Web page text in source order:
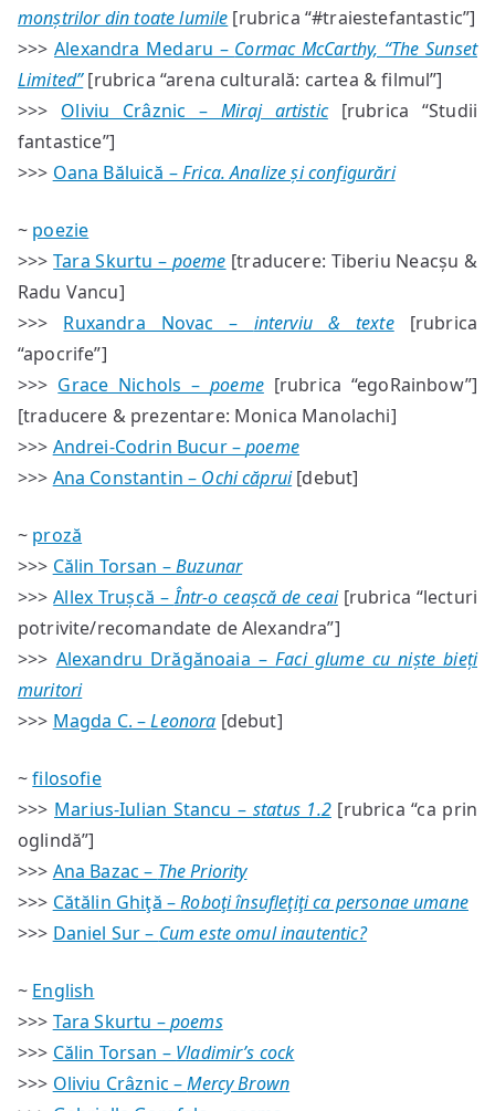
monștrilor din toate lumile [rubrica “#traiestefantastic”]
>>>Alexandra Medaru – Cormac McCarthy, “The Sunset
Limited”[rubrica “arena culturală: cartea & filmul”]
>>> Oliviu Crâznic –Miraj artistic[rubrica “Studii
fantastice”]
>>> Oana Băluică –Frica. Analize și configurări
~ poezie
>>>Tara Skurtu – poeme [traducere: Tiberiu Neacșu &
Radu Vancu]
>>> Ruxandra Novac – interviu & texte[rubrica
“apocrife”]
>>> Grace Nichols –poeme[rubrica “egoRainbow”]
[traducere & prezentare: Monica Manolachi]
>>> Andrei-Codrin Bucur –poeme
>>> Ana Constantin – Ochi căprui[debut]
~ proză
>>> Călin Torsan –Buzunar
>>>Allex Trușcă –Într-o ceașcă de ceai[rubrica “lecturi
potrivite/recomandate de Alexandra”]
>>> Alexandru Drăgănoaia –Faci glume cu niște bieți
muritori
>>> Magda C. –Leonora [debut]
~filosofie
>>> Marius-Iulian Stancu – status 1.2[rubrica “ca prin
oglindă”]
>>> Ana Bazac – The Priority
>>> Cătălin Ghiţă –Roboţi însufleţiţi ca personae umane
>>> Daniel Sur – Cum este omul inautentic?
~ English
>>> Tara Skurtu –poems
>>> Călin Torsan – Vladimir’s cock
>>> Oliviu Crâznic –Mercy Brown